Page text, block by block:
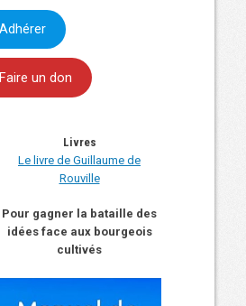
Adhérer
Faire un don
Livres
Le livre de Guillaume de
Rouville
Pour gagner la bataille des
idées face aux bourgeois
cultivés